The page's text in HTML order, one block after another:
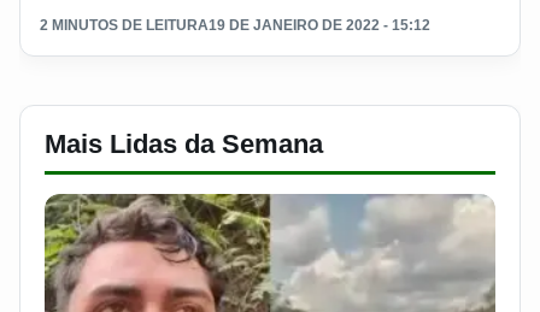
2 MINUTOS DE LEITURA19 DE JANEIRO DE 2022 - 15:12
Mais Lidas da Semana